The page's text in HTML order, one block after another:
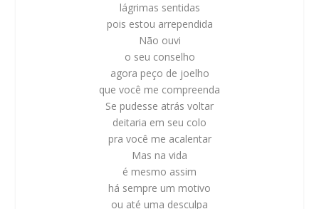
lágrimas sentidas
pois estou arrependida
Não ouvi
o seu conselho
agora peço de joelho
que você me compreenda
Se pudesse atrás voltar
deitaria em seu colo
pra você me acalentar
Mas na vida
é mesmo assim
há sempre um motivo
ou até uma desculpa